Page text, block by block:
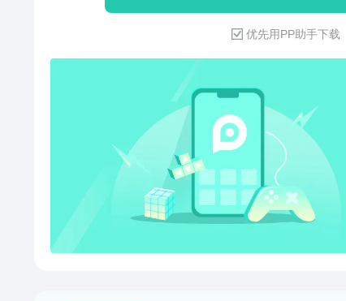
优先用PP助手下载